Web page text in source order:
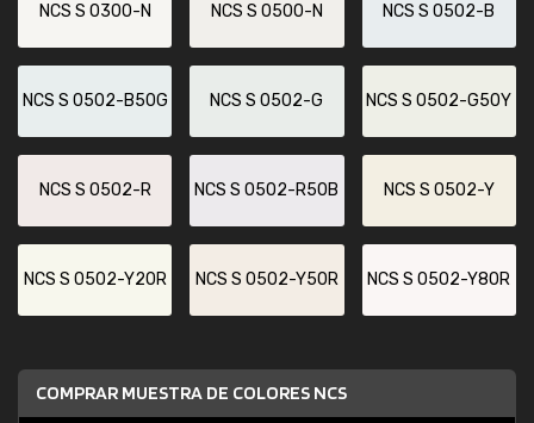
NCS S 0300-N NCS S 0500-N NCS S 0502-B
NCS S 0502-B50G NCS S 0502-G NCS S 0502-G50Y
NCS S 0502-R NCS S 0502-R50B NCS S 0502-Y
NCS S 0502-Y20R NCS S 0502-Y50R NCS S 0502-Y80R
COMPRAR MUESTRA DE COLORES NCS